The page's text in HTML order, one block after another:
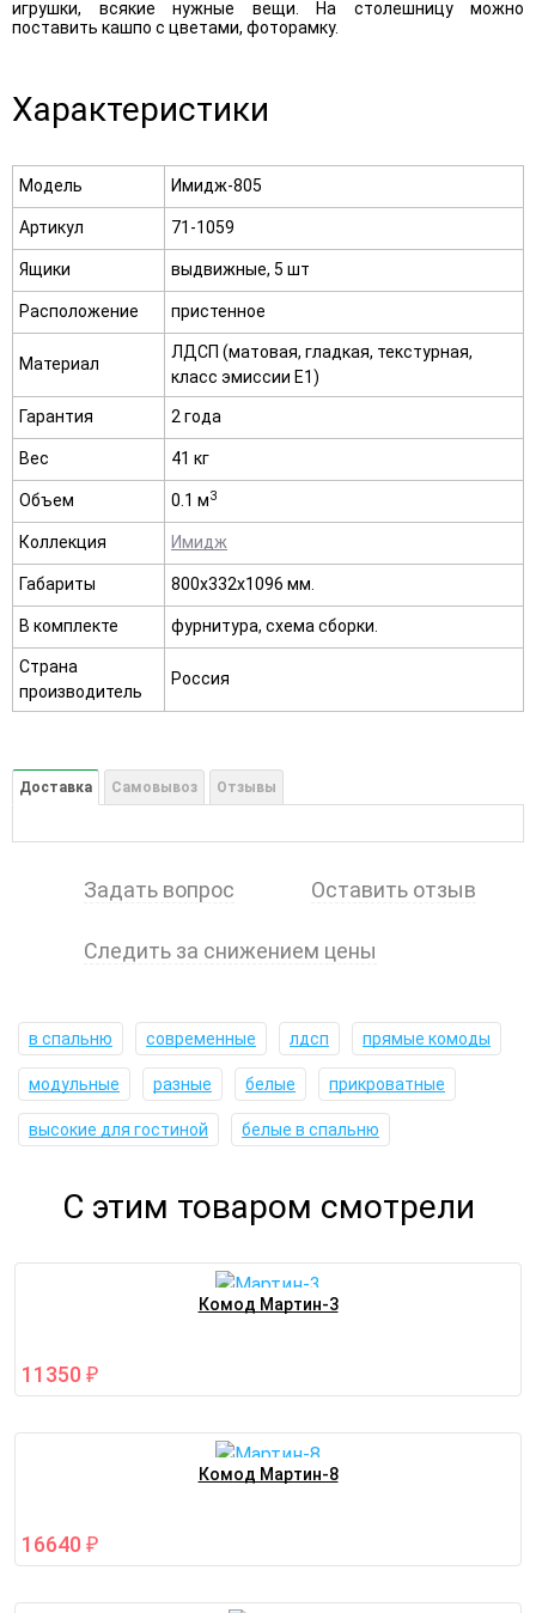
игрушки, всякие нужные вещи. На столешницу можно
поставить кашпо с цветами, фоторамку.
Характеристики
Модель Имидж-805
Артикул 71-1059
Ящики выдвижные, 5 шт
Расположение пристенное
Материал
ЛДСП (матовая, гладкая, текстурная,
класс эмиссии E1)
Гарантия 2 года
Вес 41 кг
Объем 0.1 м3
Коллекция Имидж
Габариты 800х332х1096 мм.
В комплекте фурнитура, схема сборки.
Страна
производитель
Россия
Доставка Самовывоз Отзывы
Задать вопрос Оставить отзыв
Следить за снижением цены
в спальню современные лдсп прямые комоды
модульные разные белые прикроватные
высокие для гостиной белые в спальню
С этим товаром смотрели
Комод Мартин-3
11350 ₽
Комод Мартин-8
16640 ₽